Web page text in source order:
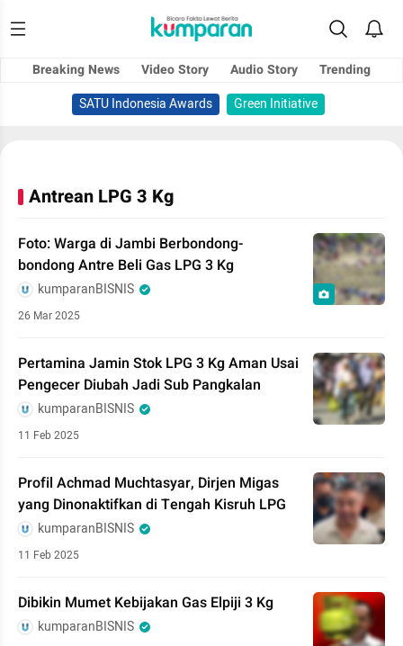
Breaking News Video Story Audio Story
Trending
SATU Indonesia Awards
Green Initiative
Antrean LPG 3 Kg
Foto: Warga di Jambi Berbondong-
bondong Antre Beli Gas LPG 3 Kg
kumparanBISNIS
26 Mar 2025
Pertamina Jamin Stok LPG 3 Kg Aman Usai
Pengecer Diubah Jadi Sub Pangkalan
kumparanBISNIS
11 Feb 2025
Profil Achmad Muchtasyar, Dirjen Migas
yang Dinonaktifkan di Tengah Kisruh LPG
kumparanBISNIS
11 Feb 2025
Dibikin Mumet Kebijakan Gas Elpiji 3 Kg
kumparanBISNIS